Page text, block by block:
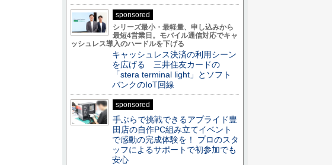
sponsored
シリーズ最小・最軽量、申し込みから
最短4営業日。モバイル通信対応でキャ
ッシュレス導入のハードルを下げる
キャッシュレス決済の利用シーン
を広げる 三井住友カードの
「stera terminal light」とソフト
バンクのIoT回線
sponsored
手ぶらで挑戦できるアプライド豊
田店の自作PC組み立てイベント
で感動の完成体験を！ プロのスタ
ッフによるサポートで初参加でも
安心